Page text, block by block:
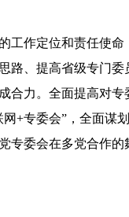
工作定位和责任使命
路、提高省级专门
合力。全面提高对
+专委会”，全面谋
委会在多党合作的